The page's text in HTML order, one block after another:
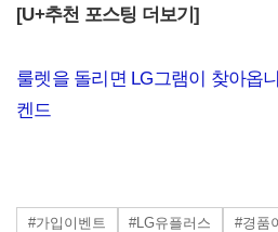
[U+추천 포스팅 더보기]
룰렛을 돌리면 LG그램이 찾아옵
켄드
#가입이벤트 #LG유플러스 #경품